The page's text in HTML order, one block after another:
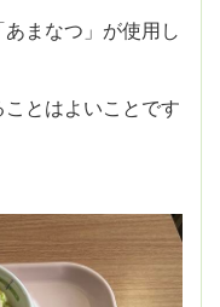
まなつ」が使用し
とはよいことです